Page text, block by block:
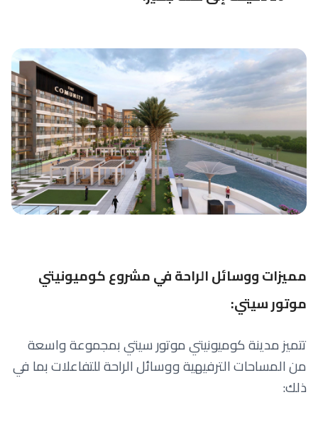
مميزات ووسائل الراحة في مشروع كوميونيتي
موتور سيتي:
تتميز مدينة كوميونيتي موتور سيتي بمجموعة واسعة
من المساحات الترفيهية ووسائل الراحة للتفاعلات بما في
ذلك: